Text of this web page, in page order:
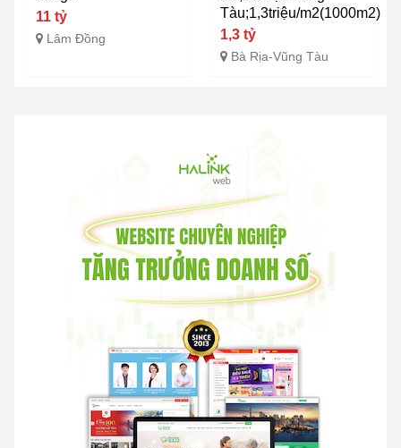
11 tỷ
Lâm Đồng
Tàu;1,3triệu/m2(1000m2)
1,3 tỷ
Bà Rịa-Vũng Tàu